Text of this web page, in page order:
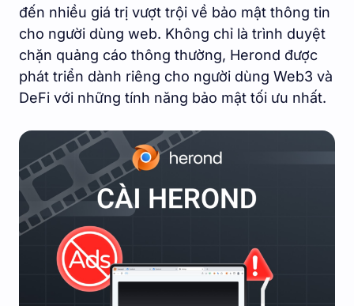
đến nhiều giá trị vượt trội về bảo mật thông tin
cho người dùng web. Không chỉ là trình duyệt
chặn quảng cáo thông thường, Herond được
phát triển dành riêng cho người dùng Web3 và
DeFi với những tính năng bảo mật tối ưu nhất.